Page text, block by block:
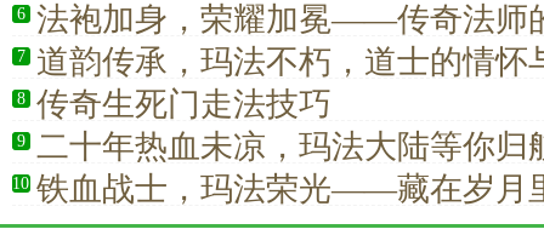
6 法袍加身，荣耀加冕——传奇法师
7 道韵传承，玛法不朽，道士的情怀
8 传奇生死门走法技巧
9 二十年热血未凉，玛法大陆等你归
10 铁血战士，玛法荣光——藏在岁月
仰